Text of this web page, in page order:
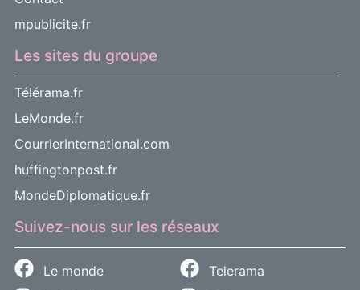
mpublicite.fr
Les sites du groupe
Télérama.fr
LeMonde.fr
CourrierInternational.com
huffingtonpost.fr
MondeDiplomatique.fr
Suivez-nous sur les réseaux
Le monde
Telerama